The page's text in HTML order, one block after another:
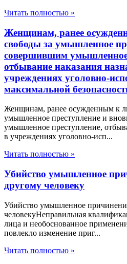
Читать полностью »
Женщинам, ранее
свободы за умышленное
совершившим умышленное
отбывание наказания
учреждениях уголовно-
максимальной
Женщинам, ранее осужденным к
умышленное преступление и
умышленное преступление,
в учреждениях уголовно-исп...
Читать полностью »
Убийство умышленное
другому человеку
Убийство умышленное
человекуНеправильная
лица и необоснованное
повлекло изменение приг...
Читать полностью »